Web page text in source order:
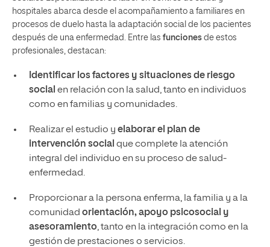
hospitales abarca desde el acompañamiento a familiares en
procesos de duelo hasta la adaptación social de los pacientes
después de una enfermedad. Entre las funciones de estos
profesionales, destacan:
Identificar los factores y situaciones de riesgo
social en relación con la salud, tanto en individuos
como en familias y comunidades.
Realizar el estudio y elaborar el plan de
intervención social que complete la atención
integral del individuo en su proceso de salud-
enfermedad.
Proporcionar a la persona enferma, la familia y a la
comunidad orientación, apoyo psicosocial y
asesoramiento, tanto en la integración como en la
gestión de prestaciones o servicios.